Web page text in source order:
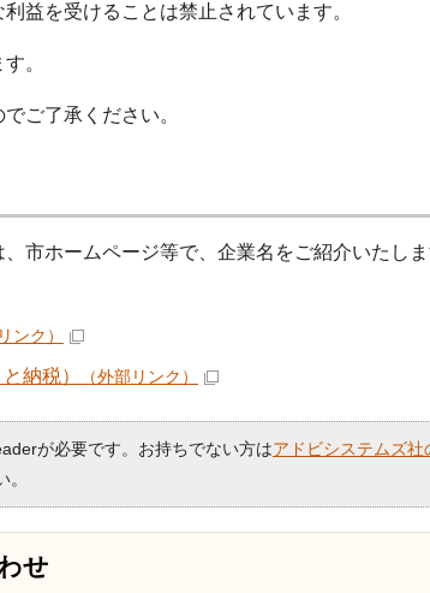
を受けることは禁止されています。
。
ご了承ください。
市ホームページ等で、企業名をご紹介いたし
ンク）
納税） （外部リンク）
が必要です。お持ちでない方はアドビシステムズ
せ